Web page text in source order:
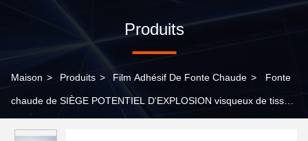
Produits
Maison > Produits > Film Adhésif De Fonte Chaude > Fonte
chaude de SIÈGE POTENTIEL D'EXPLOSION visqueux de tissu